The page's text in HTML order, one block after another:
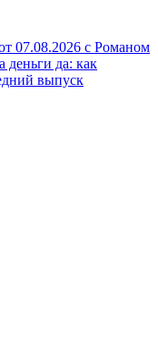
07.08.2026 с Романом
деньги да: как
выпуск